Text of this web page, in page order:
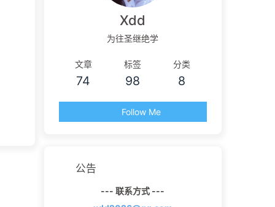
Xdd
为往圣继绝学
文章
74
标签
98
分类
8
Follow Me
公告
--- 联系方式 ---